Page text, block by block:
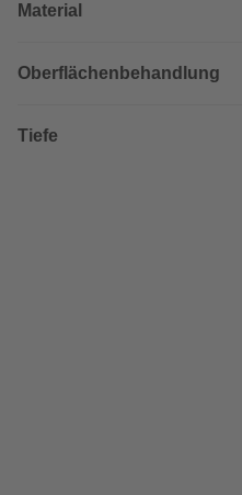
Material
Oberflächenbehandlung
Tiefe